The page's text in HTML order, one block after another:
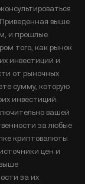
выше
и прошлые
того, как рынок
инвестиций и
от рыночных
сумму, которую
инвестиций.
вашей
за любые
криптовалюты
цен и
за их